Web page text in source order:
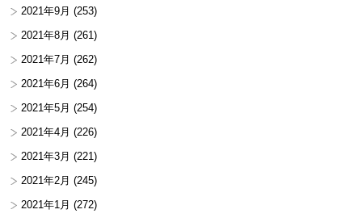
2021年9月 (253)
2021年8月 (261)
2021年7月 (262)
2021年6月 (264)
2021年5月 (254)
2021年4月 (226)
2021年3月 (221)
2021年2月 (245)
2021年1月 (272)